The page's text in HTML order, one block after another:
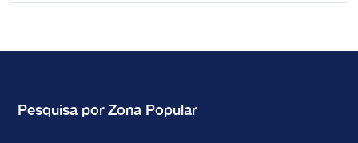
Pesquisa por Zona Popular